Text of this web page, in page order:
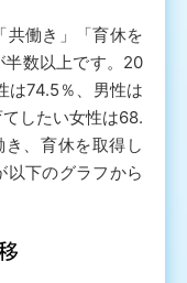
共働き」「育休を
半数以上です。20
は74.5％、男性は
したい女性は68.
、育休を取得し
以下のグラフから